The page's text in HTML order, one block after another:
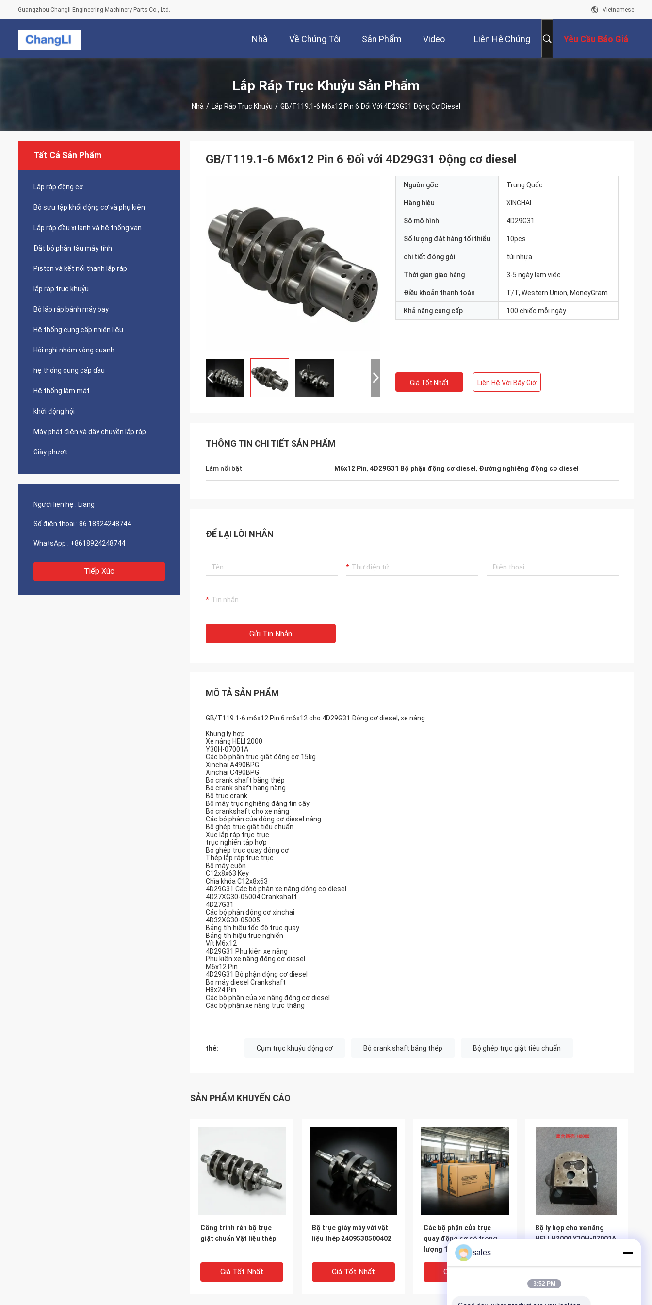
Guangzhou Changli Engineering Machinery Parts Co., Ltd. Vietnamese
Nhà Về Chúng Tôi Sản Phẩm Video Liên Hệ Chúng Yêu Cầu Báo Giá
Lắp Ráp Trục Khuỷu Sản Phẩm
Nhà / Lắp Ráp Trục Khuỷu / GB/T119.1-6 M6x12 Pin 6 Đối Với 4D29G31 Động Cơ Diesel
Tất Cả Sản Phẩm
Lắp ráp động cơ
Bộ sưu tập khối động cơ và phụ kiện
Lắp ráp đầu xi lanh và hệ thống van
Đặt bộ phận tàu máy tính
Piston và kết nối thanh lắp ráp
lắp ráp trục khuỷu
Bộ lắp ráp bánh máy bay
Hệ thống cung cấp nhiên liệu
Hội nghị nhóm vòng quanh
hệ thống cung cấp dầu
Hệ thống làm mát
khởi động hội
Máy phát điện và dây chuyền lắp ráp
Giày phượt
Người liên hệ : Liang
Số điện thoại : 86 18924248744
WhatsApp : +8618924248744
Tiếp Xúc
GB/T119.1-6 M6x12 Pin 6 Đối với 4D29G31 Động cơ diesel
Nguồn gốc Trung Quốc
Hàng hiệu XINCHAI
Số mô hình 4D29G31
Số lượng đặt hàng tối thiểu 10pcs
chi tiết đóng gói túi nhựa
Thời gian giao hàng 3-5 ngày làm việc
Điều khoản thanh toán T/T, Western Union, MoneyGram
Khả năng cung cấp 100 chiếc mỗi ngày
Giá Tốt Nhất Liên Hệ Với Bây Giờ
THÔNG TIN CHI TIẾT SẢN PHẨM
Làm nổi bật M6x12 Pin, 4D29G31 Bộ phận động cơ diesel , Đường nghiêng động cơ diesel
ĐỂ LẠI LỜI NHẮN
Gửi Tin Nhắn
MÔ TẢ SẢN PHẨM
GB/T119.1-6 m6x12 Pin 6 m6x12 cho 4D29G31 Động cơ diesel, xe nâng
Khung ly hợp
Xe nâng HELI 2000
Y30H-07001A
Các bộ phận trục giật động cơ 15kg
Xinchai A490BPG
Xinchai C490BPG
Bộ crank shaft bằng thép
Bộ crank shaft hạng nặng
Bộ trục crank
Bộ máy trục nghiêng đáng tin cậy
Bộ crankshaft cho xe nâng
Các bộ phận của động cơ diesel nâng
Bộ ghép trục giật tiêu chuẩn
Xúc lắp ráp trục trục
trục nghiến tập hợp
Bộ ghép trục quay động cơ
Thép lắp ráp trục trục
Bộ máy cuộn
C12x8x63 Key
Chìa khóa C12x8x63
4D29G31 Các bộ phận xe nâng động cơ diesel
4D27XG30-05004 Crankshaft
4D27G31
Các bộ phận động cơ xinchai
4D32XG30-05005
Bảng tín hiệu tốc độ trục quay
Bảng tín hiệu trục nghiến
Vít M6x12
4D29G31 Phụ kiện xe nâng
Phụ kiện xe nâng động cơ diesel
M6x12 Pin
4D29G31 Bộ phận động cơ diesel
Bộ máy diesel Crankshaft
H8x24 Pin
Các bộ phận của xe nâng động cơ diesel
Các bộ phận xe nâng trực thăng
thẻ: Cụm trục khuỷu động cơ Bộ crank shaft bằng thép Bộ ghép trục giật tiêu chuẩn
SẢN PHẨM KHUYẾN CÁO
Công trình rèn bộ trục
giật chuẩn Vật liệu thép
Giá Tốt Nhất
Bộ trục giày máy với vật
liệu thép 2409530500402
Giá Tốt Nhất
Các bộ phận của trục
quay động cơ có trọng
lượng 15kg Xinchai
A490BPG C490BPG Các
bộ phận của động cơ
diesel
Giá Tốt Nhất
Bộ ly hợp cho xe nâng
HELI H2000 Y30H-07001A
sales
3:52 PM